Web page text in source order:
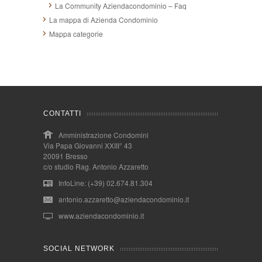
La Community Aziendacondominio – Faq
La mappa di Azienda Condominio
Mappa categorie
CONTATTI
Amministrazione Condomini
Via Papa Giovanni XXIII° 43
20091 Bresso
c/o studio Rag. Antonio Azzaretto
InfoLine: (+39) 02.674.81.304
antonio.azzaretto@aziendacondominio.it
www.aziendacondominio.it
SOCIAL NETWORK